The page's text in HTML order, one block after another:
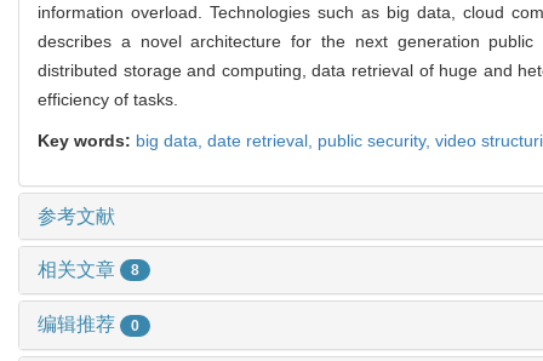
information overload. Technologies such as big data, cloud
describes a novel architecture for the next generation
distributed storage and computing, data retrieval of huge and
efficiency of tasks.
Key words: big data, date retrieval, public security, video
参考文献
相关文章 8
编辑推荐 0